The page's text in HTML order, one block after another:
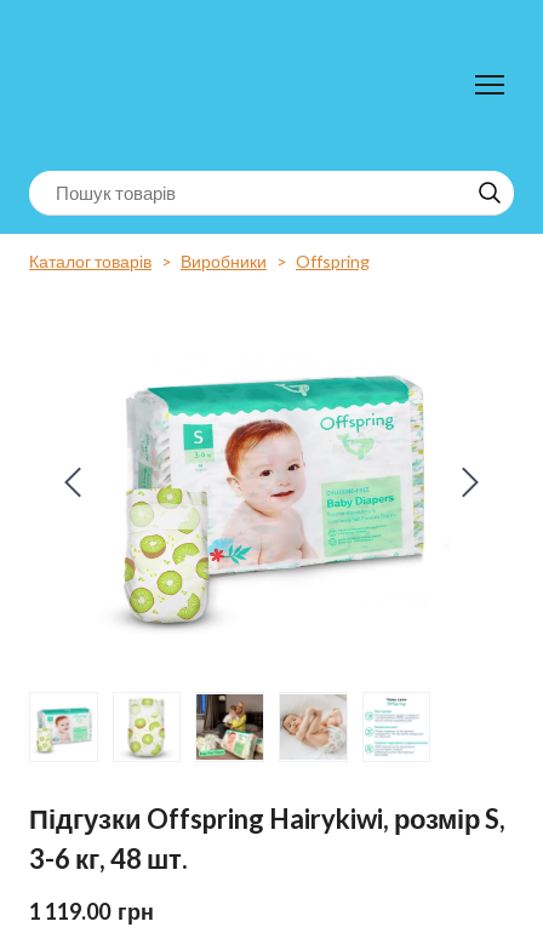
Каталог товарів Виробники Offspring
Підгузки Offspring Hairykiwi, розмір S,
3-6 кг, 48 шт.
1 119.00  грн